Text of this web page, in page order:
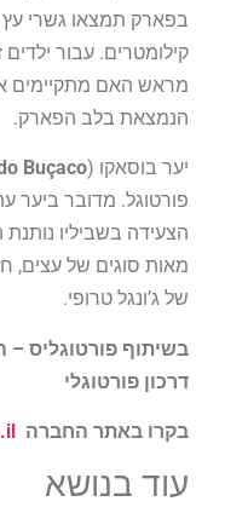
בפארק תמצאו גשרי עץ
קילומטרים. עבור ילדים
מראש האם מתקיימים
הנמצאת בלב הפארק.
יער בוסאקו (Buçaco)
פורטוגל. מדובר ביער
הצעידה בשביליו
מאות סוגים של עצים,
של ג’ונגל טרופי.
בשיתוף פורטוגליס
דרכון פורטוגלי
בקרו באתר החברה
עוד בנושא